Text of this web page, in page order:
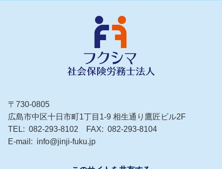
〒730-0805
広島市中区十日市町1丁目1-9 相生通り鷹匠ビル2F
TEL
082-293-8102 FAX
082-293-8104
E-mail
info@jinji-fuku.jp